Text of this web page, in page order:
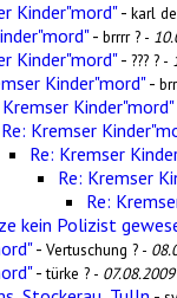
Kinder"mord"- karl
- brrrr ? -
Kinder"mord"- ??? ? -
Kinder"mord"-
Kremser Kinder"mord"
Re: Kremser
Re: Kremser
Re: Kremser
Re:
kein Polizist
- Vertuschung ? -
-türke ? -